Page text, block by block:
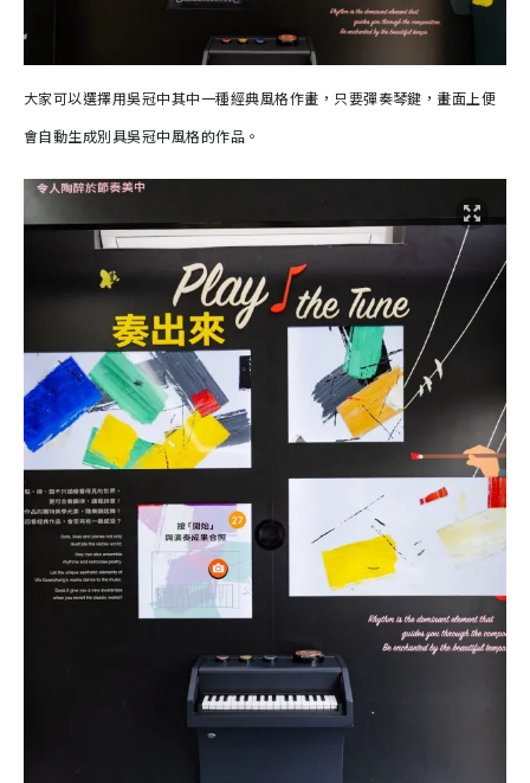
大家可以選擇用吳冠中其中一種經典風格作畫，只要彈奏琴鍵，畫面上便
會自動生成別具吳冠中風格的作品。